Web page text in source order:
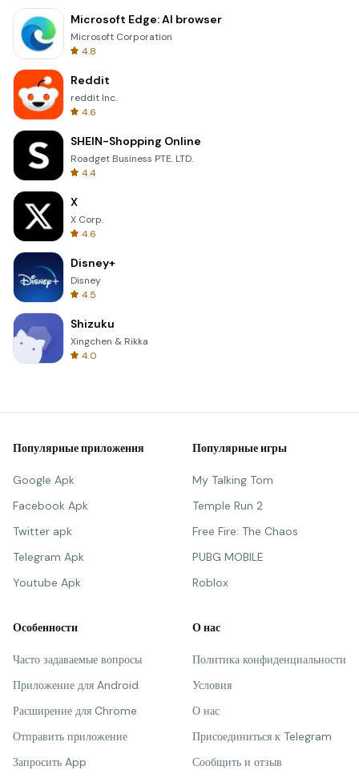
Microsoft Edge: AI browser
Microsoft Corporation
4.8
Reddit
reddit Inc.
4.6
SHEIN-Shopping Online
Roadget Business PTE. LTD.
4.4
X
X Corp.
4.6
Disney+
Disney
4.5
Shizuku
Xingchen & Rikka
4.0
Популярные приложения
Google Apk
Facebook Apk
Twitter apk
Telegram Apk
Youtube Apk
Популярные игры
My Talking Tom
Temple Run 2
Free Fire: The Chaos
PUBG MOBILE
Roblox
Особенности
Часто задаваемые вопросы
Приложение для Android
Расширение для Chrome
Отправить приложение
Запросить App
О нас
Политика конфиденциальности
Условия
О нас
Присоединиться к Telegram
Сообщить и отзыв